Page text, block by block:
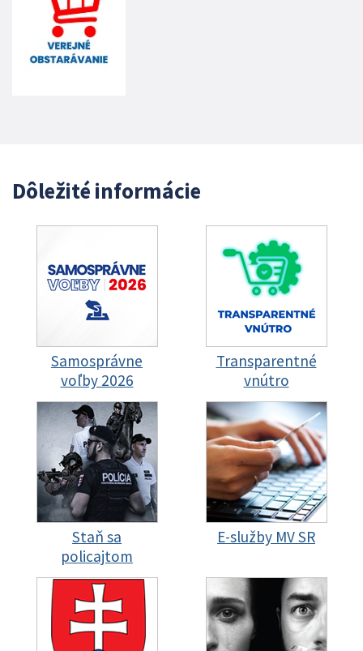
Dôležité informácie
Samosprávne
voľby 2026
Transparentné
vnútro
Staň sa
policajtom
E-služby MV SR